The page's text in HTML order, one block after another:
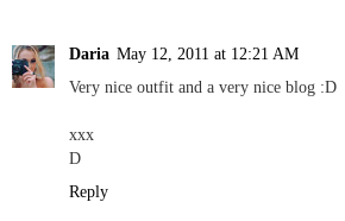
Daria May 12, 2011 at 12:21 AM
Very nice outfit and a very nice blog :D
xxx
D
Reply